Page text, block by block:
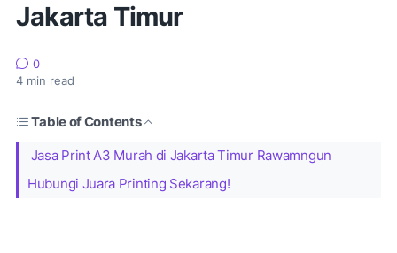
Jakarta Timur
0
4 min read
Table of Contents
Jasa Print A3 Murah di Jakarta Timur Rawamngun
Hubungi Juara Printing Sekarang!